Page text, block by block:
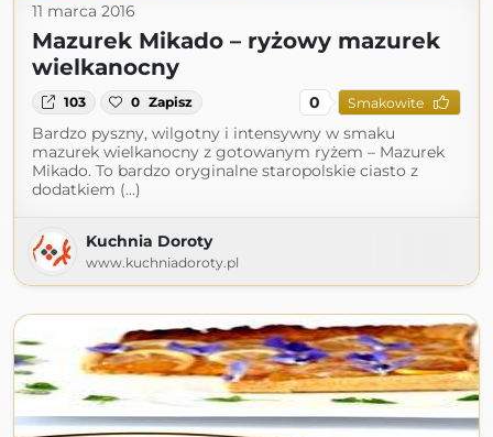
11 marca 2016
Mazurek Mikado – ryżowy mazurek
wielkanocny
103 0 Zapisz 0 Smakowite
Bardzo pyszny, wilgotny i intensywny w smaku
mazurek wielkanocny z gotowanym ryżem – Mazurek
Mikado. To bardzo oryginalne staropolskie ciasto z
dodatkiem (...)
Kuchnia Doroty
www.kuchniadoroty.pl